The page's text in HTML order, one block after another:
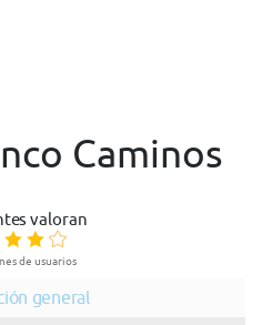
Caminos
valoran
de usuarios
general